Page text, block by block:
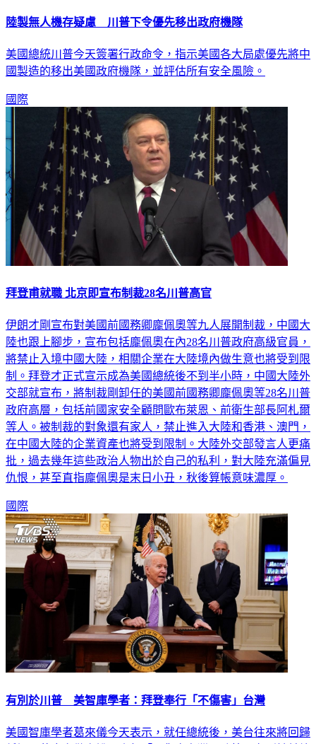
陸製無人機存疑慮 川普下令優先移出政府機隊
美國總統川普今天簽署行政命令，指示美國各大局處優先將中
國製造的移出美國政府機隊，並評估所有安全風險。
國際
拜登甫就職 北京即宣布制裁28名川普高官
伊朗才剛宣布對美國前國務卿龐佩奧等九人展開制裁，中國大
陸也跟上腳步，宣布包括龐佩奧在內28名川普政府高級官員，
將禁止入境中國大陸，相關企業在大陸境內做生意也將受到限
制。拜登才正式宣示成為美國總統後不到半小時，中國大陸外
交部就宣布，將制裁剛卸任的美國前國務卿龐佩奧等28名川普
政府高層，包括前國家安全顧問歐布萊恩、前衛生部長阿札爾
等人。被制裁的對象還有家人，禁止進入大陸和香港、澳門，
在中國大陸的企業資產也將受到限制。大陸外交部發言人更痛
批，過去幾年這些政治人物出於自己的私利，對大陸充滿偏見
仇恨，甚至直指龐佩奧是末日小丑，秋後算帳意味濃厚。
國際
有別於川普 美智庫學者：拜登奉行「不傷害」台灣
美國智庫學者葛來儀今天表示，就任總統後，美台往來將回歸